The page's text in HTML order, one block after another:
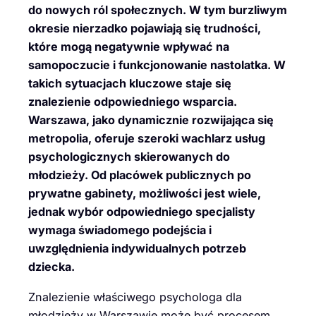
do nowych ról społecznych. W tym burzliwym
okresie nierzadko pojawiają się trudności,
które mogą negatywnie wpływać na
samopoczucie i funkcjonowanie nastolatka. W
takich sytuacjach kluczowe staje się
znalezienie odpowiedniego wsparcia.
Warszawa, jako dynamicznie rozwijająca się
metropolia, oferuje szeroki wachlarz usług
psychologicznych skierowanych do
młodzieży. Od placówek publicznych po
prywatne gabinety, możliwości jest wiele,
jednak wybór odpowiedniego specjalisty
wymaga świadomego podejścia i
uwzględnienia indywidualnych potrzeb
dziecka.
Znalezienie właściwego psychologa dla